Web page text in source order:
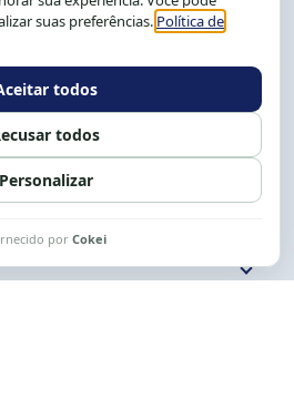
BA, Brasil.
Cel.: (71) 9 9239-2104 ou 2105
8h às 12h e 13 às 17h.
Fale conosco